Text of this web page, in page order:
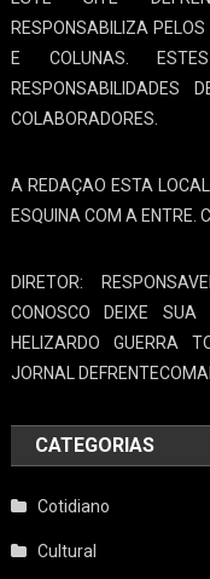
RESPONSABILIZA
E COLUNAS.
RESPONSABILIDADES
COLABORADORES.
A REDAÇAO ESTA
ESQUINA COM A ENTRE.
DIRETOR:
CONOSCO DEIXE
HELIZARDO GUERRA
JORNAL
CATEGORIAS
Cotidiano
Cultural